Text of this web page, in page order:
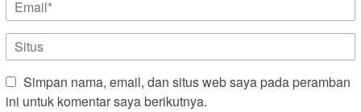
Simpan nama, email, dan situs web saya pada peramban
ini untuk komentar saya berikutnya.